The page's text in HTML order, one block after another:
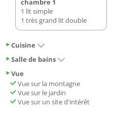
chambre 1
1 lit simple
1 très grand lit double
Cuisine
Salle de bains
Vue
Vue sur la montagne
Vue sur le jardin
Vue sur un site d'intérêt